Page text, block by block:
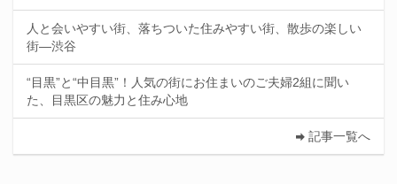
人と会いやすい街、落ちついた住みやすい街、散歩の楽しい
街—渋谷
“目黒”と“中目黒”！人気の街にお住まいのご夫婦2組に聞い
た、目黒区の魅力と住み心地
記事一覧へ